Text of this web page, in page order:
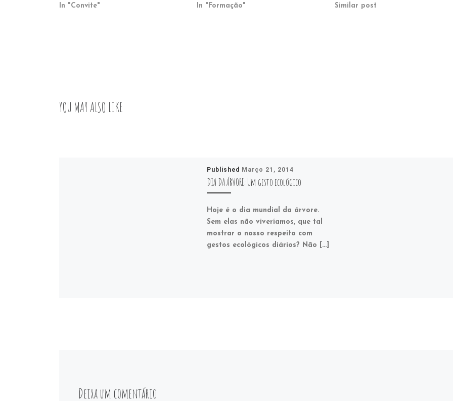
In "Convite"
In "Formação"
Similar post
YOU MAY ALSO LIKE
Published Março 21, 2014
DIA DA ÁRVORE: Um gesto ecológico
Hoje é o dia mundial da árvore.
Sem elas não viveríamos, que tal
mostrar o nosso respeito com
gestos ecológicos diários? Não […]
Deixa um comentário